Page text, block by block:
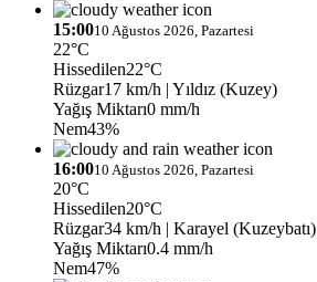
15:0010 Ağustos 2026, Pazartesi
22°C
Hissedilen22°C
Rüzgar17 km/h | Yıldız (Kuzey)
Yağış Miktarı0 mm/h
Nem43%
16:0010 Ağustos 2026, Pazartesi
20°C
Hissedilen20°C
Rüzgar34 km/h | Karayel (Kuzeybatı)
Yağış Miktarı0.4 mm/h
Nem47%